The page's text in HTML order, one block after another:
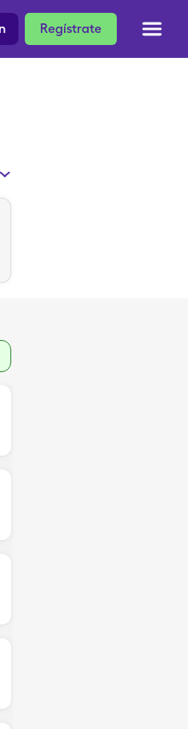
Regístrate